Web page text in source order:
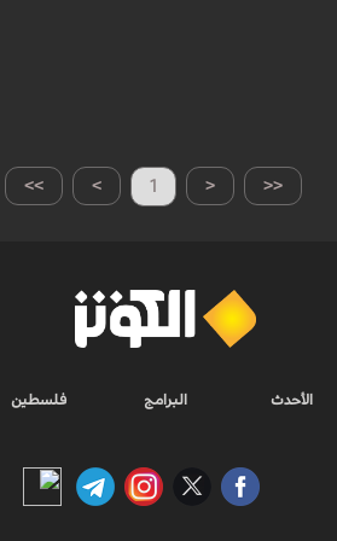
>> > 1 < <<
الأحدث البرامج فلسطين